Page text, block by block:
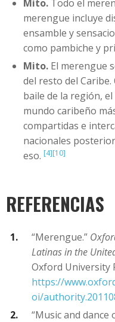
Mito. Todo el
merengue incluye
ensamble y
como pambiche y
Mito. El merengue
del resto del
baile de la región,
mundo caribeño
compartidas e
nacionales
eso. [4][10]
REFERENCIAS
“Merengue.”
Latinas in the
Oxford University
https://
oi/
“Music and